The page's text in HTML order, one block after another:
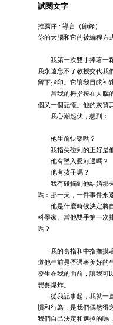
試閱文字
推薦序 : 導言（節錄）
你的大腦和它的被編程方
我第一次雙手捧著一顆
我永遠忘不了教授交代我
留下指印。它讓我目眩神
當我的拇指按在人腦的
個又一個記憶。他的灰質
我心潮起伏，想到︰
他生前快樂嗎？
我指尖碰到的正好是他
他有墜入愛河過嗎？
他有孩子嗎？
我有碰觸到他結婚那天
嗎︰那一天，一件事件永
他是什麼時候決定將自
科學家。當他雙手第一次
嗎？
我的食指和中指撫摸著
道他生前是否過著美好的
發生在我的面前，讓我可
想要爆炸。
從我記事起，我就一直
慣和行為，是我們偶然得
我們自己決定和選擇的嗎